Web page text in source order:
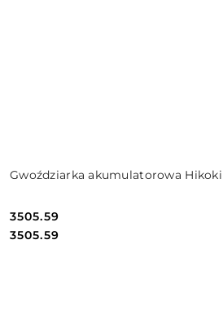
Gwoździarka akumulatorowa Hikoki
Cena:
3505.59
Cena:
3505.59